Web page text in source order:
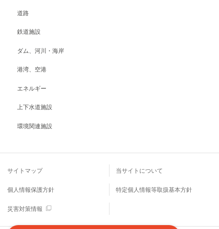
道路
鉄道施設
ダム、河川・海岸
港湾、空港
エネルギー
上下水道施設
環境関連施設
サイトマップ 当サイトについて
個人情報保護方針 特定個人情報等取扱基本方針
災害対策情報